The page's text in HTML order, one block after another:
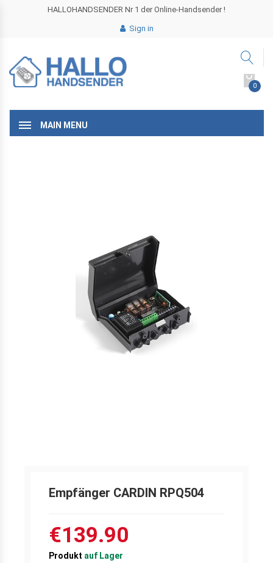
HALLOHANDSENDER Nr 1 der Online-Handsender !
Sign in
0
MAIN MENU
Empfänger CARDIN RPQ504
€139.90
Produkt auf Lager